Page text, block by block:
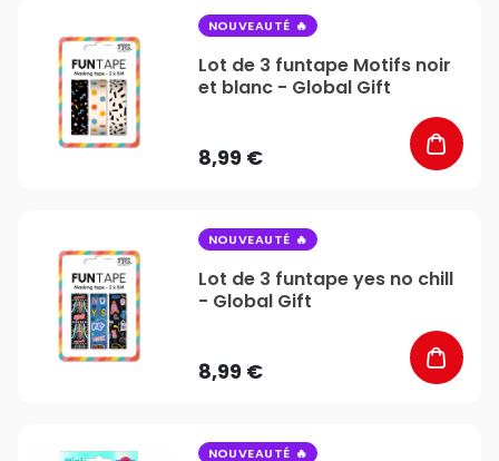
NOUVEAUTÉ
Lot de 3 funtape Motifs noir
et blanc - Global Gift
8,99 €
NOUVEAUTÉ
Lot de 3 funtape yes no chill
- Global Gift
8,99 €
NOUVEAUTÉ